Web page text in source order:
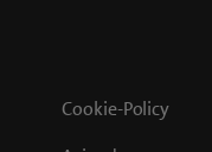
Cookie-Policy